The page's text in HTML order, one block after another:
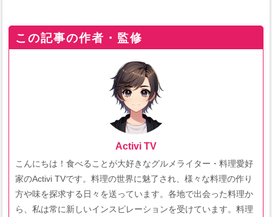
この記事の作者・監修
Activi TV
こんにちは！食べることが大好きなグルメライター・料理愛好
家のActivi TVです。料理の世界に魅了され、様々な料理の作り
方や味を探求する日々を送っています。各地で出会った料理か
ら、私は常に新しいインスピレーションを受けています。料理